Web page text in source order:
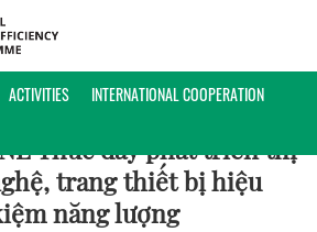
ACTIVITIES
INTERNATIONAL COOPERATION
GMT+7
PODCAST
Thúc đẩy phát triển thị
trang thiết bị hiệu
năng lượng